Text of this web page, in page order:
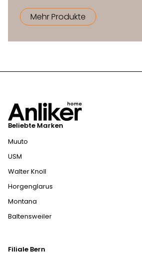
Mehr Produkte
Beliebte Marken
Muuto
USM
Walter Knoll
Horgenglarus
Montana
Baltensweiler
Filiale Bern